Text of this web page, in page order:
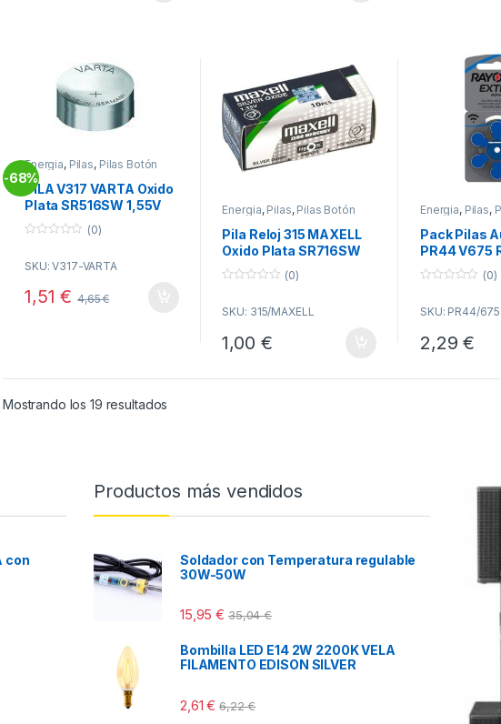
-68%
Energia, Pilas, Pilas Botón
PILA V317 VARTA Oxido
Plata SR516SW 1,55V
Relojes
u
o
(0)
SKU: V317-VARTA
1,51€ 4,65€
Energia, Pilas, Pilas Botón
Pila Reloj 315 MAXELL
Oxido Plata SR716SW
u
(0)
SKU: 315/MAXELL
1,00 €
Energia, Pilas,
Pack Pilas
PR44 V675
1,45V
unidades )
u
f
(0)
SKU: PR44/675
2,29€
Mostrando los 19 resultados
con
Productos más vendidos
Soldador con Temperatura regulable
30W-50W
15,95€ 35,04€
Bombilla LED E14 2W 2200K VELA
FILAMENTO EDISON SILVER
2,61€ 6,22€